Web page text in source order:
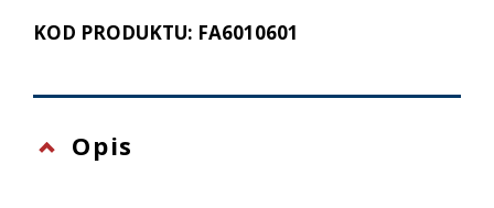
KOD PRODUKTU: FA6010601
Opis